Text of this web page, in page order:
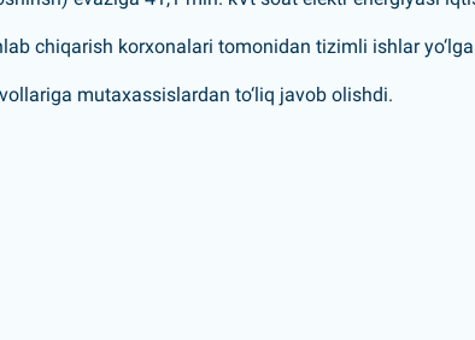
chiqarish korxonalari tomonidan tizimli ishlar yo‘lga
mutaxassislardan to‘liq javob olishdi.